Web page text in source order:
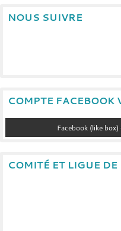
NOUS SUIVRE
COMPTE FACEBOOK
Facebook (like box)
COMITÉ ET LIGUE